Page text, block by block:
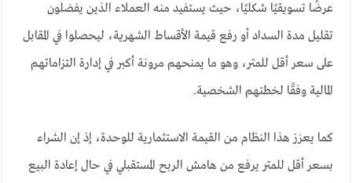
عرضًا تسويقيًا شكليًا، حيث يستفيد منه العملاء الذين يفضلون
تقليل مدة السداد أو رفع قيمة الأقساط الشهرية، ليحصلوا في المقابل
على سعر أقل للمتر، وهو ما يمنحهم مرونة أكبر في إدارة التزاماتهم
المالية وفقًا لخطتهم الشخصية.
كما يعزز هذا النظام من القيمة الاستثمارية للوحدة، إذ إن الشراء
بسعر أقل للمتر يرفع من هامش الربح المستقبلي في حال إعادة البيع